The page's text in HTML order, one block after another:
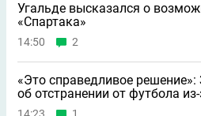
Угальде высказался о
«Спартака»
14:50 2
«Это справедливое
об отстранении от футбола